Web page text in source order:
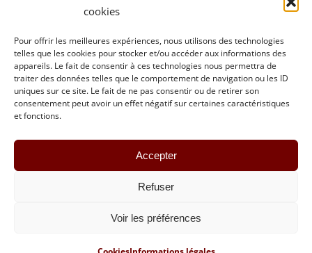
cookies
Pour offrir les meilleures expériences, nous utilisons des technologies
telles que les cookies pour stocker et/ou accéder aux informations des
appareils. Le fait de consentir à ces technologies nous permettra de
traiter des données telles que le comportement de navigation ou les ID
uniques sur ce site. Le fait de ne pas consentir ou de retirer son
consentement peut avoir un effet négatif sur certaines caractéristiques
et fonctions.
Accepter
Refuser
Voir les préférences
Informations légales
Crédits
Contact
SLCOM